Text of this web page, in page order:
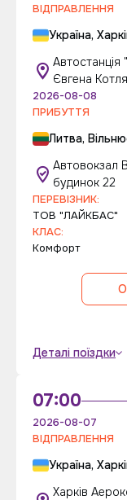
ВІДПРАВЛЕННЯ
Україна,
Автостанція
Євгена
2026-08-08
ПРИБУТТЯ
Литва,
Автовокзал
будинок 22
ПЕРЕВІЗНИК:
ТОВ "ЛАЙКБАС"
КЛАС:
Комфорт
Деталі поїздки
07:00
2026-08-07
ВІДПРАВЛЕННЯ
Україна,
Харків